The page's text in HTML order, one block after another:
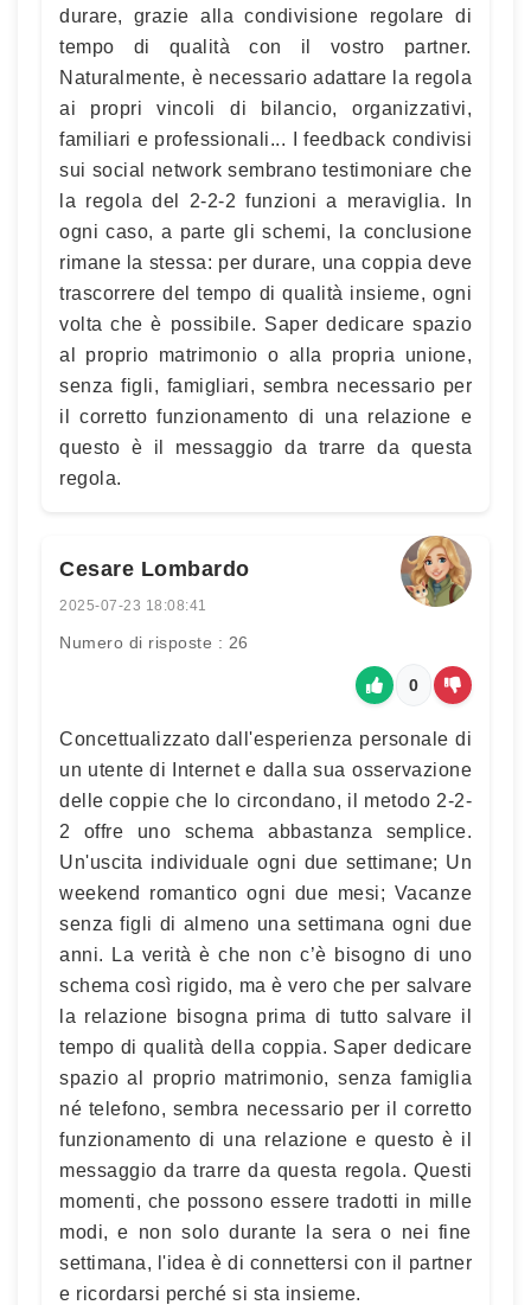
durare, grazie alla condivisione regolare di
tempo di qualità con il vostro partner.
Naturalmente, è necessario adattare la regola
ai propri vincoli di bilancio, organizzativi,
familiari e professionali... I feedback condivisi
sui social network sembrano testimoniare che
la regola del 2-2-2 funzioni a meraviglia. In
ogni caso, a parte gli schemi, la conclusione
rimane la stessa: per durare, una coppia deve
trascorrere del tempo di qualità insieme, ogni
volta che è possibile. Saper dedicare spazio
al proprio matrimonio o alla propria unione,
senza figli, famigliari, sembra necessario per
il corretto funzionamento di una relazione e
questo è il messaggio da trarre da questa
regola.
Cesare Lombardo
2025-07-23 18:08:41
Numero di risposte : 26
0
Concettualizzato dall'esperienza personale di
un utente di Internet e dalla sua osservazione
delle coppie che lo circondano, il metodo 2-2-
2 offre uno schema abbastanza semplice.
Un'uscita individuale ogni due settimane; Un
weekend romantico ogni due mesi; Vacanze
senza figli di almeno una settimana ogni due
anni. La verità è che non c’è bisogno di uno
schema così rigido, ma è vero che per salvare
la relazione bisogna prima di tutto salvare il
tempo di qualità della coppia. Saper dedicare
spazio al proprio matrimonio, senza famiglia
né telefono, sembra necessario per il corretto
funzionamento di una relazione e questo è il
messaggio da trarre da questa regola. Questi
momenti, che possono essere tradotti in mille
modi, e non solo durante la sera o nei fine
settimana, l'idea è di connettersi con il partner
e ricordarsi perché si sta insieme.